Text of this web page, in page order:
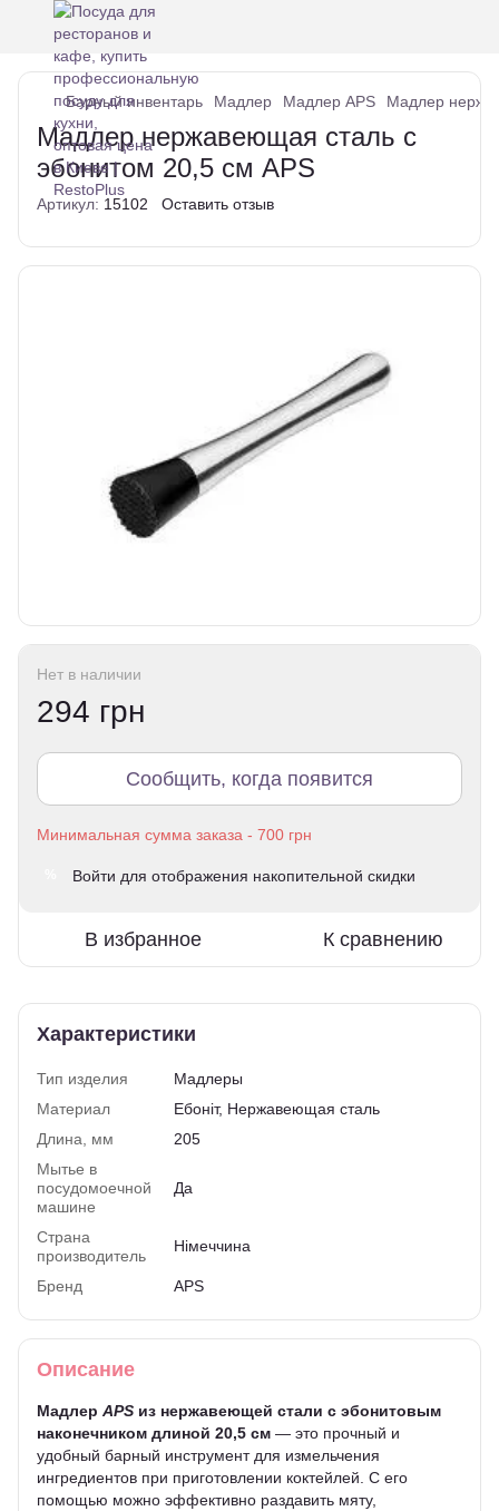
Барный инвентарь Мадлер Мадлер APS Мадлер
Мадлер нержавеющая сталь с
эбонитом 20,5 см APS
Артикул: 15102 Оставить отзыв
Нет в наличии
294 грн
Сообщить, когда появится
Войти для отображения накопительной скидки
В избранное К сравнению
Характеристики
Тип изделия
Мадлеры
Материал
Ебоніт, Нержавеющая сталь
Длина, мм
205
Мытье в
посудомоечной
машине
Да
Страна
производитель
Німеччина
Бренд APS
Описание
Мадлер APS из нержавеющей стали с эбонитовым
наконечником длиной 20,5 см — это прочный и
удобный барный инструмент для измельчения
ингредиентов при приготовлении коктейлей. С его
помощью можно эффективно раздавить мяту,